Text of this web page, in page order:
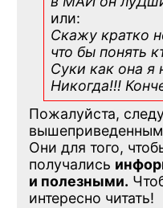
или:
Скажу кратко
что бы понять
Суки как она я
Никогда!!!
Пожалуйста,
Они для того,
получались
и полезными.
интересно читать!